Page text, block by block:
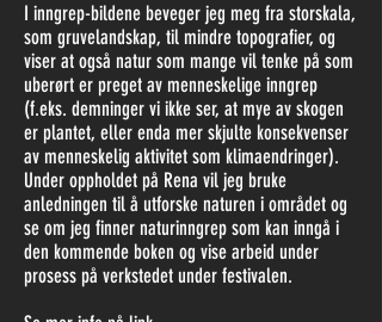
I inngrep-bildene beveger jeg meg fra storskala,
som gruvelandskap, til mindre topografier, og
viser at også natur som mange vil tenke på som
uberørt er preget av menneskelige inngrep
(f.eks. demninger vi ikke ser, at mye av skogen
er plantet, eller enda mer skjulte konsekvenser
av menneskelig aktivitet som klimaendringer).
Under oppholdet på Rena vil jeg bruke
anledningen til å utforske naturen i området og
se om jeg finner naturinngrep som kan inngå i
den kommende boken og vise arbeid under
prosess på verkstedet under festivalen.